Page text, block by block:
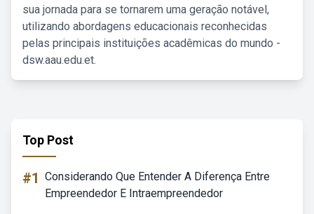
sua jornada para se tornarem uma geração notável,
utilizando abordagens educacionais reconhecidas
pelas principais instituições acadêmicas do mundo -
dsw.aau.edu.et.
Top Post
#1 Considerando Que Entender A Diferença Entre
Empreendedor E Intraempreendedor